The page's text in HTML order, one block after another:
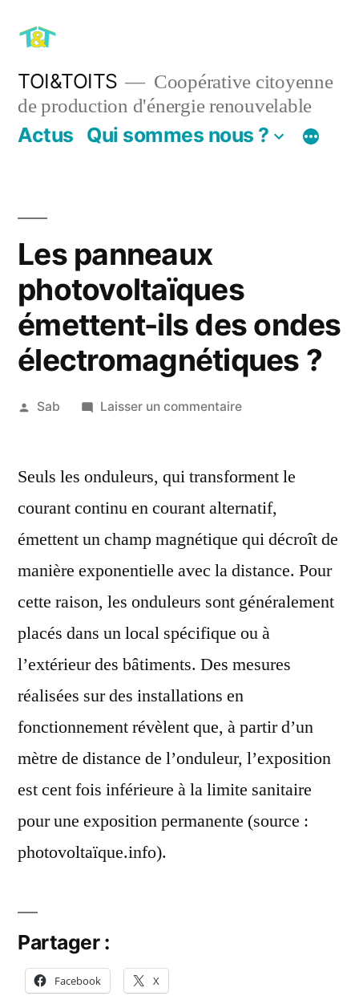
contenu
TOI&TOITS
Coopérative citoyenne
de production d'énergie renouvelable
Actus Qui sommes nous ?
Les panneaux
photovoltaïques
émettent-ils des ondes
électromagnétiques ?
Publié
Sab
2018
Laisser un commentairesur
photovoltaïques
ils
des
ondes
?
Seuls les onduleurs, qui transforment le
courant continu en courant alternatif,
émettent un champ magnétique qui décroît de
manière exponentielle avec la distance. Pour
cette raison, les onduleurs sont généralement
placés dans un local spécifique ou à
l’extérieur des bâtiments. Des mesures
réalisées sur des installations en
fonctionnement révèlent que, à partir d’un
mètre de distance de l’onduleur, l’exposition
est cent fois inférieure à la limite sanitaire
pour une exposition permanente (source :
photovoltaïque.info).
Partager :
Facebook X